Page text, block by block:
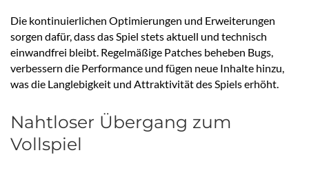
Die kontinuierlichen Optimierungen und Erweiterungen
sorgen dafür, dass das Spiel stets aktuell und technisch
einwandfrei bleibt. Regelmäßige Patches beheben Bugs,
verbessern die Performance und fügen neue Inhalte hinzu,
was die Langlebigkeit und Attraktivität des Spiels erhöht.
Nahtloser Übergang zum
Vollspiel